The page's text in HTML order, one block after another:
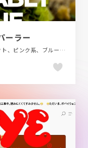
ーラー
かわいい、オレンジ系、スクロールエフェクト、ピンク系、ブルー系、ポップ、モーション多め、大きめ写真、施設・店舗サイト、飲食店・グルメ・ウェディング